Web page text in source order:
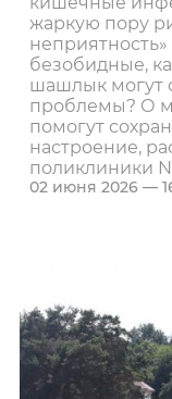
жаркую пору
безобидные,
шашлык могут
проблемы? О
помогут
настроение,
поликлиники
02 июня 2026 —